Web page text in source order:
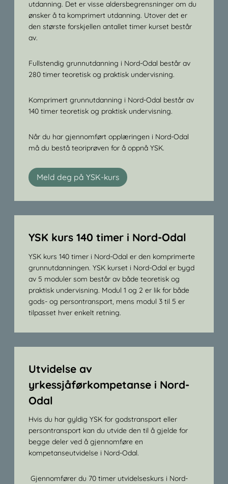
utdanning. Det er visse aldersbegrensninger om du
ønsker å ta komprimert utdanning. Utover det er
den største forskjellen antallet timer kurset består
av.
Fullstendig grunnutdanning i Nord-Odal består av
280 timer teoretisk og praktisk undervisning.
Komprimert grunnutdanning i Nord-Odal består av
140 timer teoretisk og praktisk undervisning.
Når du har gjennomført opplæringen i Nord-Odal
må du bestå teoriprøven for å oppnå YSK.
Meld deg på YSK-kurs
YSK kurs 140 timer i Nord-Odal
YSK kurs 140 timer i Nord-Odal er den komprimerte
grunnutdanningen. YSK kurset i Nord-Odal er bygd
av 5 moduler som består av både teoretisk og
praktisk undervisning. Modul 1 og 2 er lik for både
gods- og persontransport, mens modul 3 til 5 er
tilpasset hver enkelt retning.
Utvidelse av
yrkessjåførkompetanse i Nord-
Odal
Hvis du har gyldig YSK for godstransport eller
persontransport kan du utvide den til å gjelde for
begge deler ved å gjennomføre en
kompetanseutvidelse i Nord-Odal.
Gjennomfører du 70 timer utvidelseskurs i Nord-